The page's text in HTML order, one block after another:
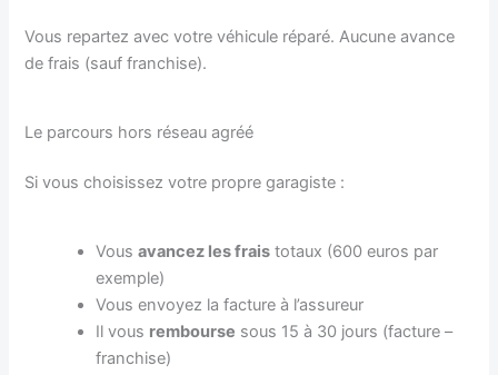
Vous repartez avec votre véhicule réparé. Aucune avance
de frais (sauf franchise).
Le parcours hors réseau agréé
Si vous choisissez votre propre garagiste :
Vousavancez les frais totaux (600 euros par
exemple)
Vous envoyez la facture à l’assureur
Il vous rembourse sous 15 à 30 jours (facture –
franchise)